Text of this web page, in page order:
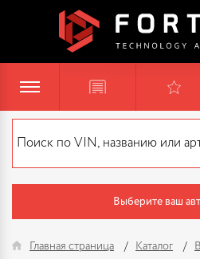
Выберите ваш
Главная страница Каталог